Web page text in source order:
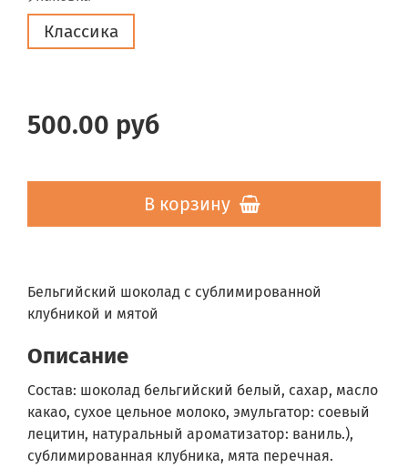
Классика
500.00 руб
В корзину
Бельгийский шоколад с сублимированной
клубникой и мятой
Описание
Состав: шоколад бельгийский белый, сахар, масло
какао, сухое цельное молоко, эмульгатор: соевый
лецитин, натуральный ароматизатор: ваниль.),
сублимированная клубника, мята перечная.